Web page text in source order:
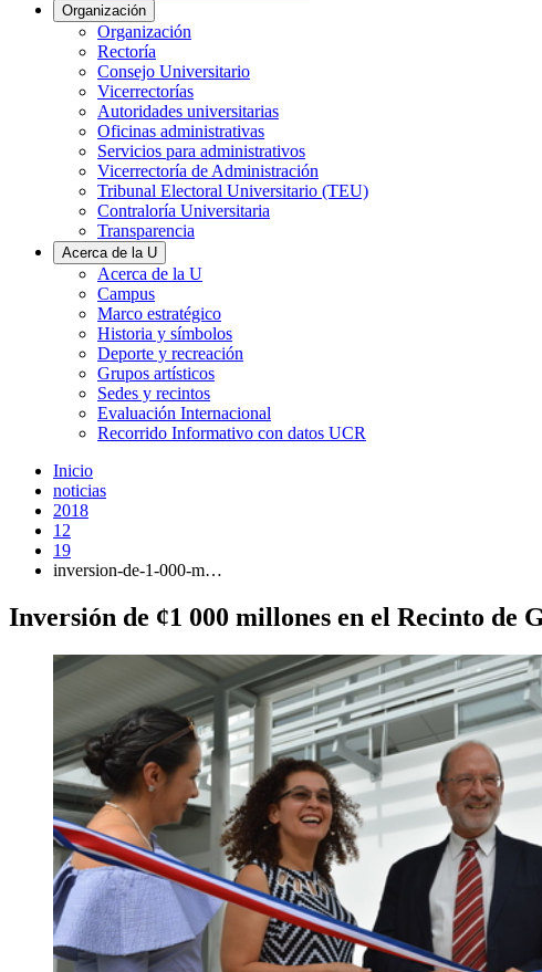
Organización
Organización
Rectoría
Consejo Universitario
Vicerrectorías
Autoridades universitarias
Oficinas administrativas
Servicios para administrativos
Vicerrectoría de Administración
Tribunal Electoral Universitario (TEU)
Contraloría Universitaria
Transparencia
Acerca de la U
Acerca de la U
Campus
Marco estratégico
Historia y símbolos
Deporte y recreación
Grupos artísticos
Sedes y recintos
Evaluación Internacional
Recorrido Informativo con datos UCR
Inicio
noticias
2018
12
19
inversion-de-1-000-m…
Inversión de ¢1 000 millones en el Recinto